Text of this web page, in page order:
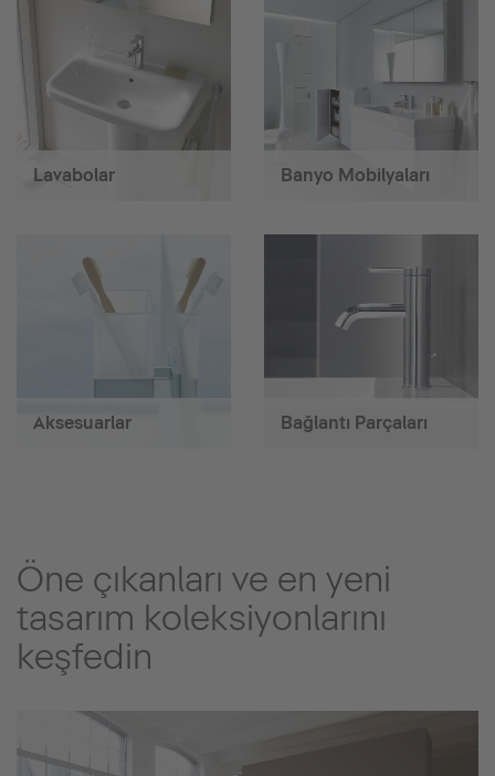
Lavabolar Banyo Mobilyaları
Aksesuarlar Bağlantı Parçaları
Öne çıkanları ve en yeni
tasarım koleksiyonlarını
keşfedin